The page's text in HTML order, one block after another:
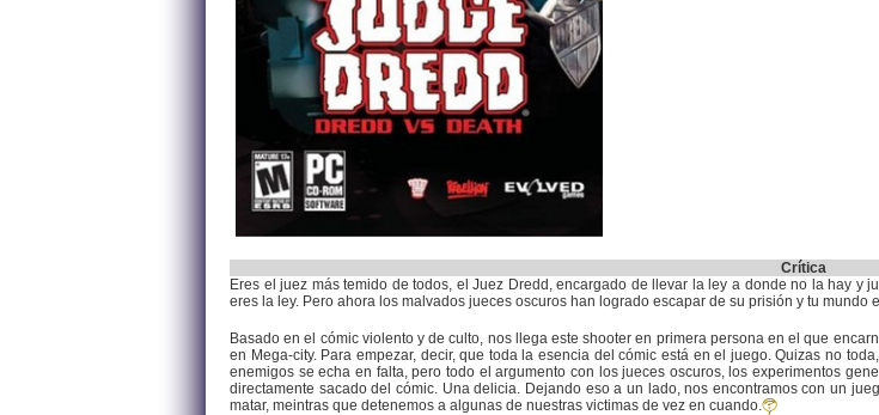
Crítica
Eres el juez más temido de todos, el Juez Dredd, encargado de llevar la ley a donde no la hay y
eres la ley. Pero ahora los malvados jueces oscuros han logrado escapar de su prisión y tu
Basado en el cómic violento y de culto, nos llega este shooter en primera persona en el que
en Mega-city. Para empezar, decir, que toda la esencia del cómic está en el juego. Quizas no
enemigos se echa en falta, pero todo el argumento con los jueces oscuros, los experimentos
directamente sacado del cómic. Una delicia. Dejando eso a un lado, nos encontramos con un
matar, meintras que detenemos a algunas de nuestras victimas de vez en cuando.